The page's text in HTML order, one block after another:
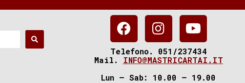
Telefono. 051/237434
Mail.
INFO@MASTRICARTAI.IT
Lun – Sab: 10.00 – 19.00